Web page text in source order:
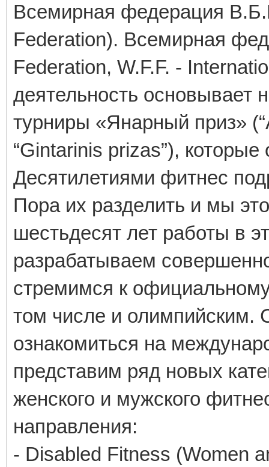
Всемирная федерация
Federation). Всемирная
Federation, W.F.F. -
деятельность основывает
турниры «Янарный приз»
“Gintarinis prizas”), которые
Десятилетиями фитнес
Пора их разделить и мы
шестьдесят лет работы в
разрабатываем
стремимся к
том числе и олимпийским.
ознакомиться на
представим ряд новых
женского и мужского
направления:
- Disabled Fitness (Women